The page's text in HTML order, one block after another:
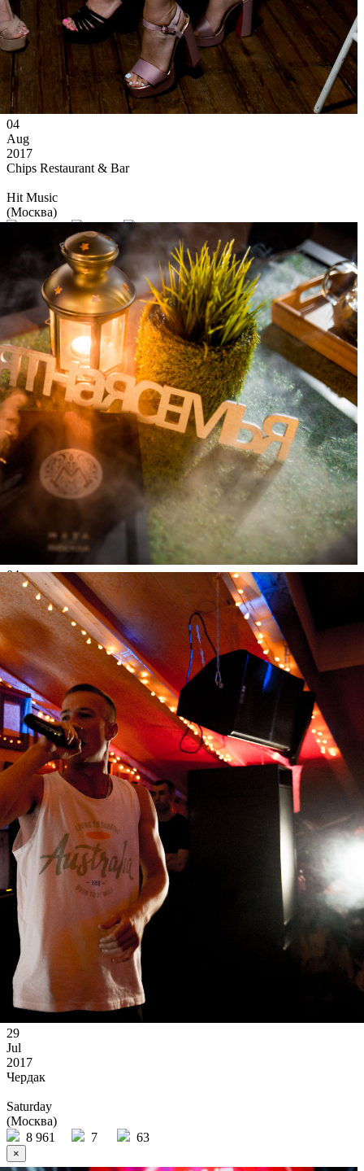
04
Aug
2017
Chips Restaurant & Bar
Hit Music
(Москва)
74 63
Ссылка на отбор фото
04
Aug
2017
Мята Lounge Страстной
Friday
(Москва)
2 090
2 49
×
Ссылка на отбор фото
29
Jul
2017
Чердак
Saturday
(Москва)
8 961
7 63
×